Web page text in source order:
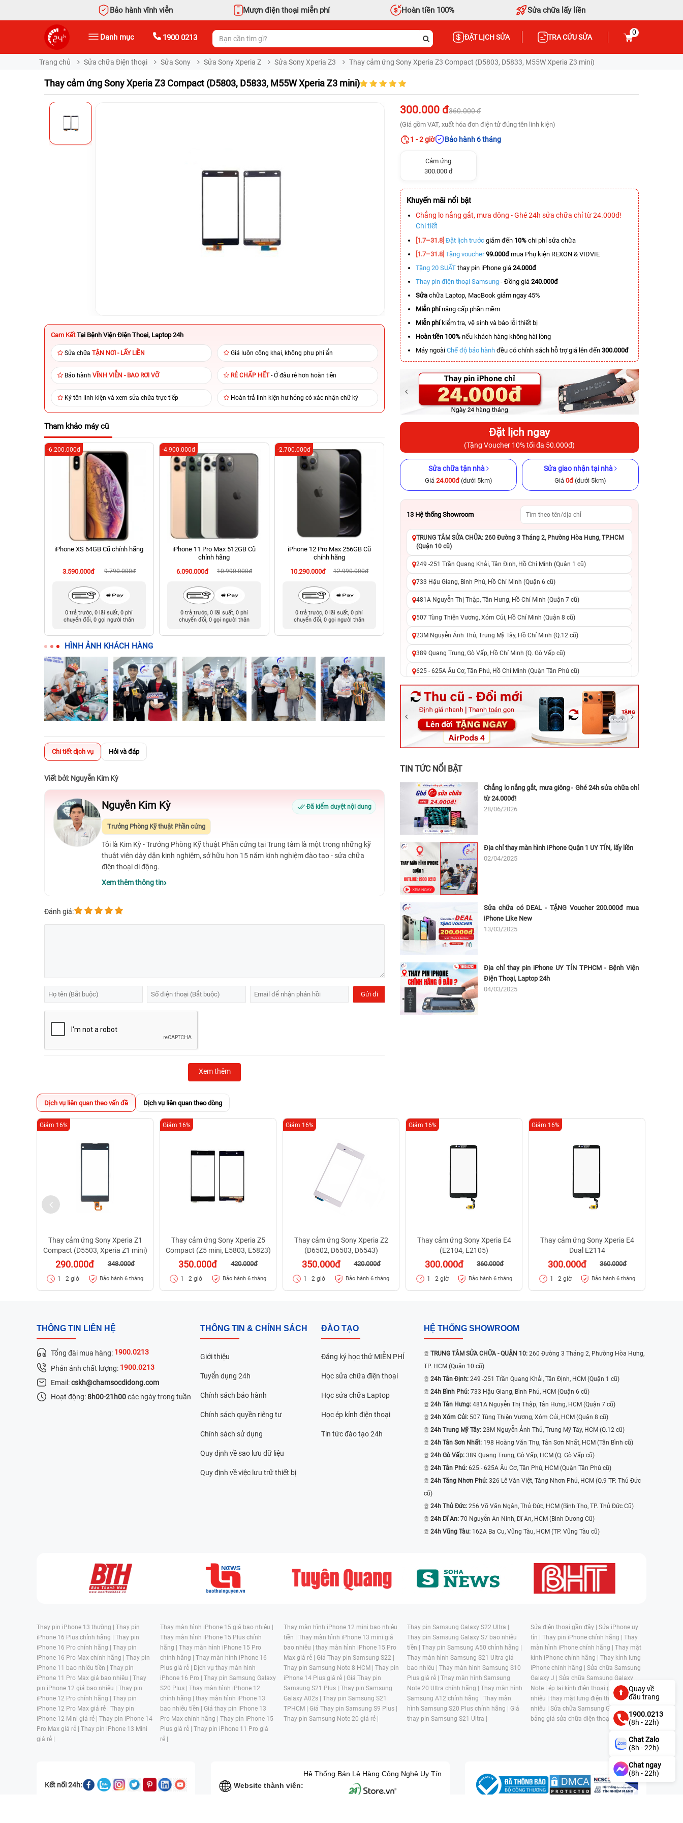
Bảo hành vĩnh viễn Mượn điện thoại miễn phí Hoàn tiền 100% Sửa chữa lấy liền
Danh mục 1900 0213 ĐẶT LỊCH SỬA TRA CỨU SỬA
0
Trang chủ Sửa chữa Điện thoại Sửa Sony Sửa Sony Xperia Z Sửa Sony Xperia Z3 Thay cảm ứng Sony Xperia Z3 Compact (D5803, D5833, M55W Xperia Z3 mini)
Thay cảm ứng Sony Xperia Z3 Compact (D5803, D5833, M55W Xperia Z3 mini)
Cam Kết Tại Bệnh Viện Điện Thoại, Laptop 24h
Sửa chữa TẬN NƠI - LẤY LIỀN Giá luôn công khai, không phụ phí ẩn
Bảo hành VĨNH VIỄN - BAO RƠI VỠ RẺ CHẤP HẾT- Ở đâu rẻ hơn hoàn tiền
Ký tên linh kiện và xem sửa chữa trực tiếp Hoàn trả linh kiện hư hỏng có xác nhận chữ ký
Tham khảo máy cũ
iPhone XS 64GB Cũ chính hãng
3.590.000đ 9.790.000đ
-6.200.000đ
0 trả trước, 0 lãi suất, 0 phí
chuyển đổi, 0 gọi người thân
iPhone 11 Pro Max 512GB Cũ
chính hãng
6.090.000đ
10.990.000đ
-4.900.000đ
0 trả trước, 0 lãi suất, 0 phí
chuyển đổi, 0 gọi người thân
iPhone 12 Pro Max 256GB Cũ
chính hãng
10.290.000đ
12.990.000đ
-2.700.000đ
0 trả trước, 0 lãi suất, 0 phí
chuyển đổi, 0 gọi người thân
iPhone 11 Pro 64GB Cũ chính
hãng
4.590.000đ
8.990.000đ
-4.400.000đ
chuyển đổi, 0 gọi người thân
hãng
8.490.000đ
11.990.000đ
-3.500.000đ
chuyển đổi, 0 gọi người thân
-5.500.000đ
HÌNH ẢNH KHÁCH HÀNG
Chi tiết dịch vụ Hỏi và đáp
Viết bởi: Nguyễn Kim Kỳ
Nguyễn Kim Kỳ Đã kiểm duyệt nội dung
Trưởng Phòng Kỹ thuật Phần cứng
Tôi là Kim Kỳ - Trưởng Phòng Kỹ thuật Phần cứng tại Trung tâm là một trong những kỹ
thuật viên dày dặn kinh nghiệm, sở hữu hơn 15 năm kinh nghiệm đào tạo - sửa chữa
điện thoại di động.
Xem thêm thông tin
Đánh giá:
Xem thêm
300.000 đ360.000 đ
(Giá gồm VAT, xuất hóa đơn điện tử đúng tên linh kiện)
1 - 2 giờ Bảo hành 6 tháng
Cảm ứng
300.000 đ
Khuyến mãi nổi bật
Chẳng lo nắng gắt, mưa dông - Ghé 24h sửa chữa chỉ từ 24.000đ!
Chi tiết
[1.7–31.8] Đặt lịch trước giảm đến 10% chi phí sửa chữa
[1.7–31.8] Tặng voucher 99.000đmua Phụ kiện REXON & VIDVIE
Tặng 20 SUẤT thay pin iPhone giá 24.000đ
Thay pin điện thoại Samsung - Đồng giá 240.000đ
Sửa chữa Laptop, MacBook giảm ngay 45%
Miễn phínâng cấp phần mềm
Miễn phíkiểm tra, vệ sinh và báo lỗi thiết bị
Hoàn tiền 100% nếu khách hàng không hài lòng
Máy ngoài Chế độ bảo hành đều có chính sách hỗ trợ giá lên đến 300.000đ
Đặt lịch ngay
(Tặng Voucher 10% tối đa 50.000đ)
Sửa chữa tận nhà
Giá 24.000đ(dưới 5km)
Sửa giao nhận tại nhà
Giá 0đ(dưới 5km)
13 Hệ thống Showroom
TRUNG TÂM SỬA CHỮA: 260 Đường 3 Tháng 2, Phường Hòa Hưng, TP.HCM
(Quận 10 cũ)
249 -251 Trần Quang Khải, Tân Định, Hồ Chí Minh (Quận 1 cũ)
733 Hậu Giang, Bình Phú, Hồ Chí Minh (Quận 6 cũ)
481A Nguyễn Thị Thập, Tân Hưng, Hồ Chí Minh (Quận 7 cũ)
507 Tùng Thiện Vương, Xóm Củi, Hồ Chí Minh (Quận 8 cũ)
23M Nguyễn Ảnh Thủ, Trung Mỹ Tây, Hồ Chí Minh (Q.12 cũ)
389 Quang Trung, Gò Vấp, Hồ Chí Minh (Q. Gò Vấp cũ)
625 - 625A Âu Cơ, Tân Phú, Hồ Chí Minh (Quận Tân Phú cũ)
326 Lê Văn Việt, Tăng Nhơn Phú, Hồ Chí Minh (Q.9 TP. Thủ Đức cũ)
256 Võ Văn Ngân, Thủ Đức, Hồ Chí Minh (Bình Thọ, TP. Thủ Đức Cũ)
70 Nguyễn An Ninh, Dĩ An, Hồ Chí Minh (Bình Dương Cũ)
24h Vũng Tàu: 162A Ba Cu, Vũng Tàu, Hồ Chí Minh (TP. Vũng Tàu cũ)
TIN TỨC NỔI BẬT
Chẳng lo nắng gắt, mưa giông - Ghé 24h sửa chữa chỉ
từ 24.000đ!
28/06/2026
Địa chỉ thay màn hình iPhone Quận 1 UY TÍN, lấy liền
02/04/2025
Sửa chữa có DEAL - TẶNG Voucher 200.000đ mua
iPhone Like New
13/03/2025
Địa chỉ thay pin iPhone UY TÍN TPHCM - Bệnh Viện
Điện Thoại, Laptop 24h
04/03/2025
Dịch vụ liên quan theo vấn đề Dịch vụ liên quan theo dòng
Thay cảm ứng Sony Xperia Z1
Compact (D5503, Xperia Z1 mini)
290.000đ 348.000đ
Giảm 16%
1 - 2 giờ Bảo hành 6 tháng
Thay cảm ứng Sony Xperia Z5
Compact (Z5 mini, E5803, E5823)
350.000đ 420.000đ
Giảm 16%
1 - 2 giờ Bảo hành 6 tháng
Thay cảm ứng Sony Xperia Z2
(D6502, D6503, D6543)
350.000đ 420.000đ
Giảm 16%
1 - 2 giờ Bảo hành 6 tháng
Thay cảm ứng Sony Xperia E4
(E2104, E2105)
300.000đ 360.000đ
Giảm 16%
1 - 2 giờ Bảo hành 6 tháng
Thay cảm ứng Sony Xperia E4
Dual E2114
300.000đ 360.000đ
Giảm 16%
1 - 2 giờ Bảo hành 6 tháng
THÔNG TIN LIÊN HỆ
Tổng đài mua hàng: 1900.0213
Phản ánh chất lượng: 1900.0213
Email:cskh@chamsocdidong.com
Hoạt động:8h00-21h00các ngày trong tuần
THÔNG TIN & CHÍNH SÁCH
Giới thiệu
Tuyển dụng 24h
Chính sách bảo hành
Chính sách quyền riêng tư
Chính sách sử dụng
Quy định về sao lưu dữ liệu
Quy định về việc lưu trữ thiết bị
ĐÀO TẠO
Đăng ký học thử MIỄN PHÍ
Học sửa chữa điện thoại
Học sửa chữa Laptop
Học ép kính điện thoại
Tin tức đào tạo 24h
HỆ THỐNG SHOWROOM
TRUNG TÂM SỬA CHỮA - QUẬN 10: 260 Đường 3 Tháng 2, Phường Hòa Hưng,
TP. HCM (Quận 10 cũ)
24h Tân Định: 249 -251 Trần Quang Khải, Tân Định, HCM (Quận 1 cũ)
24h Bình Phú: 733 Hậu Giang, Bình Phú, HCM (Quận 6 cũ)
24h Tân Hưng: 481A Nguyễn Thị Thập, Tân Hưng, HCM (Quận 7 cũ)
24h Xóm Củi: 507 Tùng Thiện Vương, Xóm Củi, HCM (Quận 8 cũ)
24h Trung Mỹ Tây: 23M Nguyễn Ảnh Thủ, Trung Mỹ Tây, HCM (Q.12 cũ)
24h Tân Sơn Nhất: 198 Hoàng Văn Thụ, Tân Sơn Nhất, HCM (Tân Bình cũ)
24h Gò Vấp: 389 Quang Trung, Gò Vấp, HCM (Q. Gò Vấp cũ)
24h Tân Phú: 625 - 625A Âu Cơ, Tân Phú, HCM (Quận Tân Phú cũ)
24h Tăng Nhơn Phú: 326 Lê Văn Việt, Tăng Nhơn Phú, HCM (Q.9 TP. Thủ Đức
cũ)
24h Thủ Đức: 256 Võ Văn Ngân, Thủ Đức, HCM (Bình Thọ, TP. Thủ Đức Cũ)
24h Dĩ An: 70 Nguyễn An Ninh, Dĩ An, HCM (Bình Dương Cũ)
24h Vũng Tàu: 162A Ba Cu, Vũng Tàu, HCM (TP. Vũng Tàu cũ)
Thay pin iPhone 13 thường | Thay pin
iPhone 16 Plus chính hãng | Thay pin
iPhone 16 Pro chính hãng | Thay pin
iPhone 16 Pro Max chính hãng | Thay pin
iPhone 11 bao nhiêu tiền | Thay pin
iPhone 11 Pro Max giá bao nhiêu | Thay
pin iPhone 12 giá bao nhiêu | Thay pin
iPhone 12 Pro chính hãng | Thay pin
iPhone 12 Pro Max giá rẻ | Thay pin
iPhone 12 Mini giá rẻ | Thay pin iPhone 14
Pro Max giá rẻ | Thay pin iPhone 13 Mini
giá rẻ |
Thay màn hình iPhone 15 giá bao nhiêu |
Thay màn hình iPhone 15 Plus chính
hãng | Thay màn hình iPhone 15 Pro
chính hãng | Thay màn hình iPhone 16
Plus giá rẻ | Dịch vụ thay màn hình
iPhone 16 Pro | Thay pin Samsung Galaxy
S20 Plus | Thay màn hình iPhone 12
chính hãng | thay màn hình iPhone 13
bao nhiêu tiền | Giá thay pin iPhone 13
Pro Max chính hãng | Thay pin iPhone 15
Plus giá rẻ | Thay pin iPhone 11 Pro giá
rẻ |
Thay màn hình iPhone 12 mini bao nhiêu
tiền | Thay màn hình iPhone 13 mini giá
bao nhiêu | thay màn hình iPhone 15 Pro
Max giá rẻ | Giá Thay pin Samsung S22 |
Thay pin Samsung Note 8 HCM | Thay pin
iPhone 14 Plus giá rẻ | Giá Thay pin
Samsung S21 Plus | Thay pin Samsung
Galaxy A02s | Thay pin Samsung S21
TPHCM | Giá Thay pin Samsung S9 Plus |
Thay pin Samsung Note 20 giá rẻ |
Thay pin Samsung Galaxy S22 Ultra |
Thay pin Samsung Galaxy S7 bao nhiêu
tiền | Thay pin Samsung A50 chính hãng |
Thay màn hình Samsung S21 Ultra giá
bao nhiêu | Thay màn hình Samsung S10
Plus giá rẻ | Thay màn hình Samsung
Note 20 Ultra chính hãng | Thay màn hình
Samsung A12 chính hãng | Thay màn
hình Samsung S20 Plus chính hãng | Giá
thay pin Samsung S21 Ultra |
Sửa điện thoại gần đây | Sửa iPhone uy
tín | Thay pin iPhone chính hãng | Thay
màn hình iPhone chính hãng | Thay mặt
kính iPhone chính hãng | Thay kính lưng
iPhone chính hãng | Sửa chữa Samsung
Galaxy J | Sửa chữa Samsung Galaxy
Note | ép lại kính điện thoại giá bao
nhiêu | thay mặt lưng điện thoại giá bao
nhiêu | Sửa chữa Samsung Galaxy S |
bảng giá sửa chữa điện thoại samsung |
Kết nối 24h: Website thành viên:
Hệ Thống Bán Lẻ Hàng Công Nghệ Uy Tín
Quay về
đầu trang
1900.0213
(8h - 22h)
Chat Zalo
(8h - 22h)
Chat ngay
(8h - 22h)